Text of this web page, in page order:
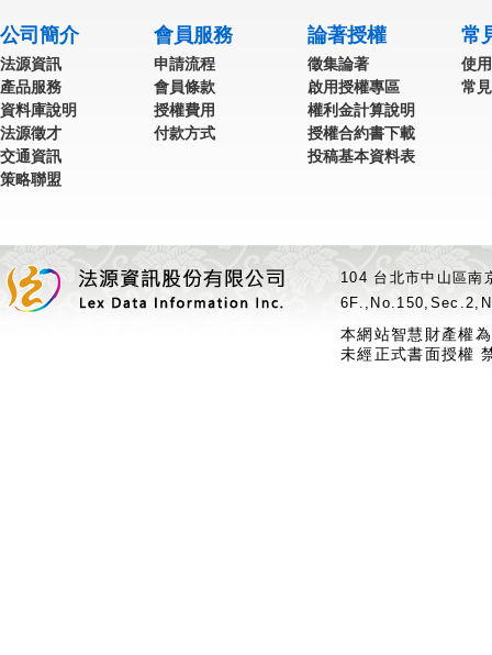
公司簡介
法源資訊
產品服務
資料庫說明
法源徵才
交通資訊
策略聯盟
會員服務
申請流程
會員條款
授權費用
付款方式
論著授權
徵集論著
啟用授權專區
權利金計算說明
授權合約書下載
投稿基本資料表
常
使
常
104 台北市中山區
本網站智慧財產權
未經正式書面授權